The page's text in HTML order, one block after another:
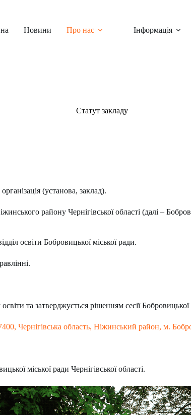
Новини Про нас Інформація
Статут закладу
(установа, заклад).
району Чернігівської області (далі –
освіти Бобровицької міської ради.
та затверджується рішенням сесії Бобровицької
Чернігівська область, Ніжинський район, м.
міської ради Чернігівської області.